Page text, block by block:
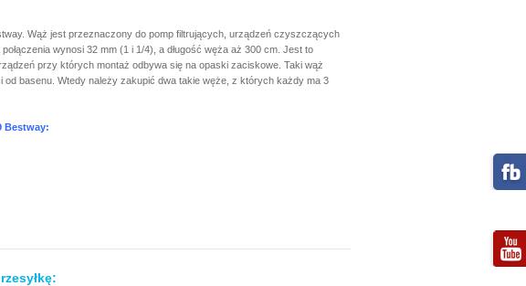
Wąż jest przeznaczony do pomp filtrujących, urządzeń czyszczących
wynosi 32 mm (1 i 1/4), a długość węża aż 300 cm. Jest to
przy których montaż odbywa się na opaski zaciskowe. Taki wąż
od basenu. Wtedy należy zakupić dwa takie węże, z których każdy ma 3
Bestway: